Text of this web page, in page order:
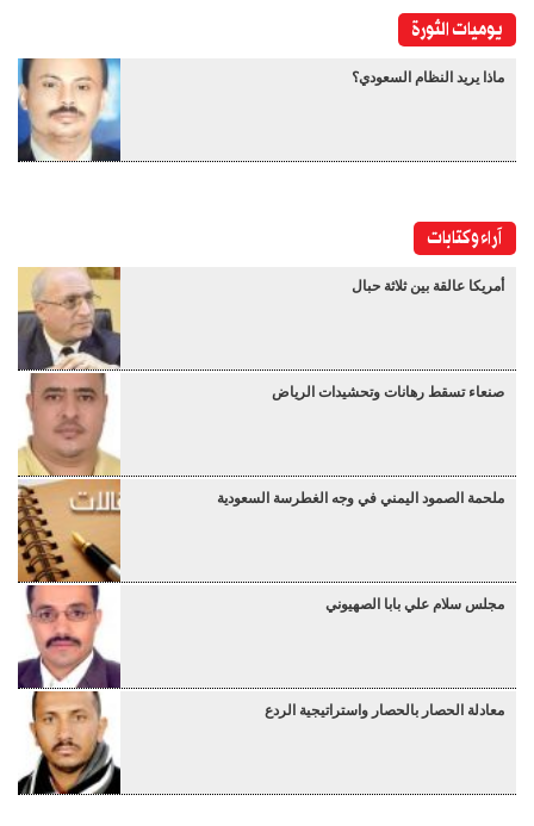
يوميات الثورة
ماذا يريد النظام السعودي؟
آراء وكتابات
أمريكا عالقة بين ثلاثة حبال
صنعاء تسقط رهانات وتحشيدات الرياض
ملحمة الصمود اليمني في وجه الغطرسة السعودية
مجلس سلام علي بابا الصهيوني
معادلة الحصار بالحصار واستراتيجية الردع